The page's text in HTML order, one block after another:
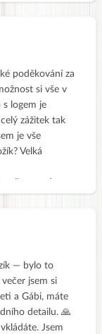
Škoda, že jsem
poslat některá
poděkování za
si vše v
logem je
zážitek tak
je vše
Velká
— bylo to
jsem si
a Gábi, máte
detailu. 🙏
Jsem